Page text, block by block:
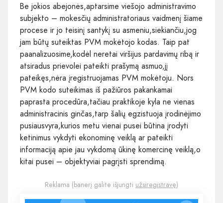
Be jokios abejonės,aptarsime viešojo administravimo
subjekto – mokesčių administratoriaus vaidmenį šiame
procese ir jo teisinį santykį su asmeniu,siekiančiu,jog
jam būtų suteiktas PVM mokėtojo kodas. Taip pat
paanalizuosime,kodėl neretai viršijus pardavimų ribą ir
atsiradus prievolei pateikti prašymą asmuo,jį
pateikęs,nėra įregistruojamas PVM mokėtoju. Nors
PVM kodo suteikimas iš pažiūros pakankamai
paprasta procedūra,tačiau praktikoje kyla ne vienas
administracinis ginčas,tarp šalių egzistuoja įrodinėjimo
pusiausvyra,kurios metu vienai pusei būtina įrodyti
ketinimus vykdyti ekonominę veiklą ar pateikti
informaciją apie jau vykdomą ūkinę komercinę veiklą,o
kitai pusei – objektyviai pagrįsti sprendimą.
Reklama (banerį galite išjungti užsiregistravę)